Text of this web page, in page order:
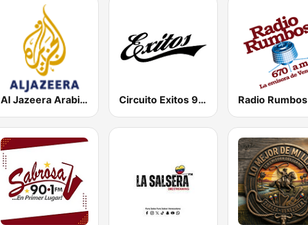
Al Jazeera Arabic (قناة الجزيرة) Circuito Exitos 99.9 FM Radio Rumbos